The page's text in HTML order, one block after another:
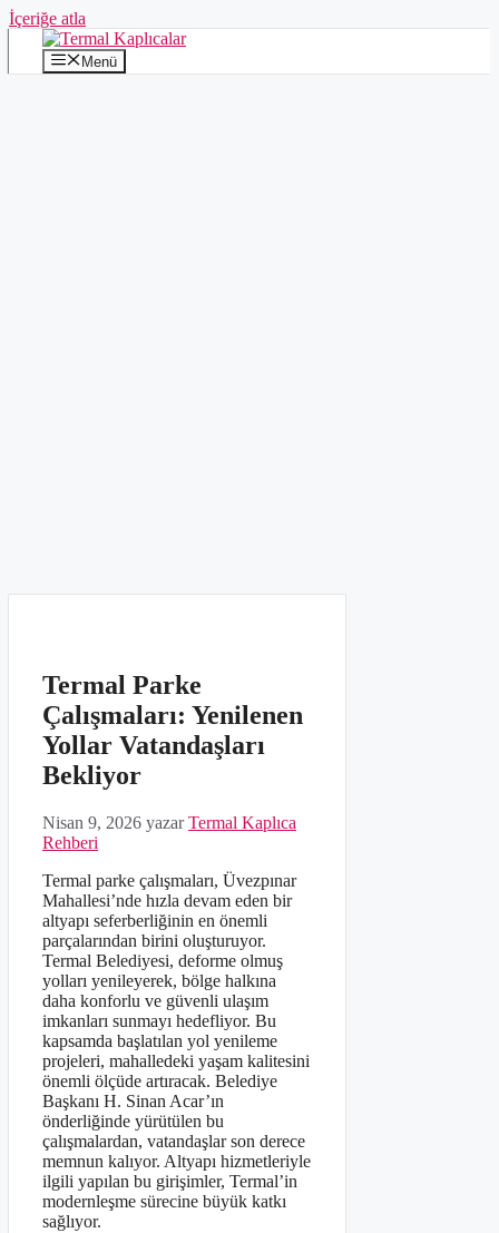
İçeriğe atla
Menü
Termal Parke
Çalışmaları: Yenilenen
Yollar Vatandaşları
Bekliyor
Nisan 9, 2026 yazarTermal Kaplıca
Rehberi
Termal parke çalışmaları, Üvezpınar
Mahallesi’nde hızla devam eden bir
altyapı seferberliğinin en önemli
parçalarından birini oluşturuyor.
Termal Belediyesi, deforme olmuş
yolları yenileyerek, bölge halkına
daha konforlu ve güvenli ulaşım
imkanları sunmayı hedefliyor. Bu
kapsamda başlatılan yol yenileme
projeleri, mahalledeki yaşam kalitesini
önemli ölçüde artıracak. Belediye
Başkanı H. Sinan Acar’ın
önderliğinde yürütülen bu
çalışmalardan, vatandaşlar son derece
memnun kalıyor. Altyapı hizmetleriyle
ilgili yapılan bu girişimler, Termal’in
modernleşme sürecine büyük katkı
sağlıyor.